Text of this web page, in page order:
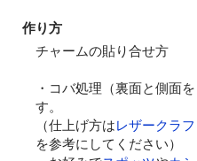
作り方
チャームの貼り合せ方
・コバ処理（裏面と側面
す。
（仕上げ方はレザークラ
を参考にしてください）